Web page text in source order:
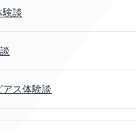
験談
ス体験談